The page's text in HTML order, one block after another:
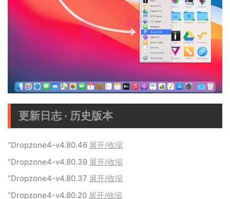
更新日志 · 历史版本
“Dropzone4-v4.80.46 展开/收缩
“Dropzone4-v4.80.39 展开/收缩
“Dropzone4-v4.80.37 展开/收缩
“Dropzone4-v4.80.20 展开/收缩